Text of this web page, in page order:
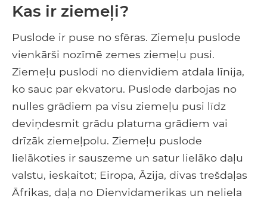
Kas ir ziemeļi?
Puslode ir puse no sfēras. Ziemeļu puslode
vienkārši nozīmē zemes ziemeļu pusi.
Ziemeļu puslodi no dienvidiem atdala līnija,
ko sauc par ekvatoru. Puslode darbojas no
nulles grādiem pa visu ziemeļu pusi līdz
deviņdesmit grādu platuma grādiem vai
drīzāk ziemeļpolu. Ziemeļu puslode
lielākoties ir sauszeme un satur lielāko daļu
valstu, ieskaitot; Eiropa, Āzija, divas trešdaļas
Āfrikas, daļa no Dienvidamerikas un neliela